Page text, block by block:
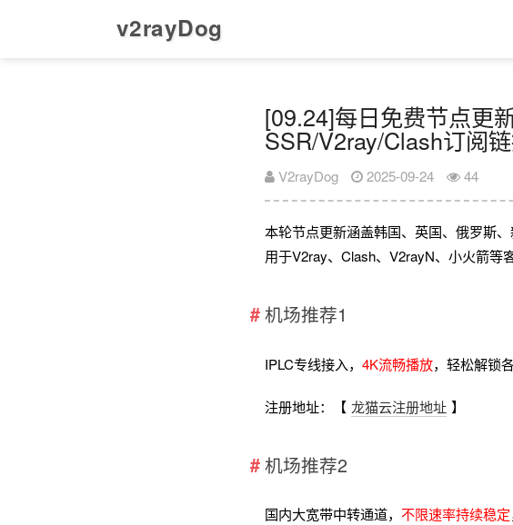
v2rayDog
[09.24]每日免费节点更
SSR/V2ray/Clash订阅
V2rayDog 2025-09-24 44
本轮节点更新涵盖韩国、英国、俄罗斯
用于V2ray、Clash、V2rayN、小火箭等
机场推荐1
IPLC专线接入，4K流畅播放，轻松解锁
注册地址：【 龙猫云注册地址 】
机场推荐2
国内大宽带中转通道，不限速率持续稳定